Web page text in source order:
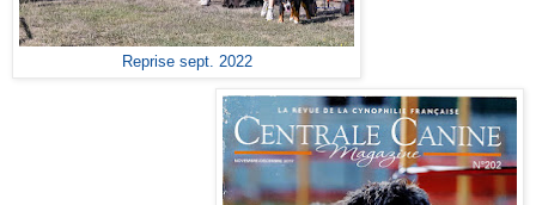
Reprise sept. 2022